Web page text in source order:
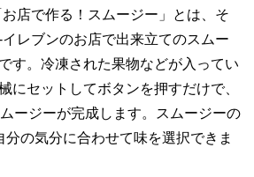
店で作る！スムージー」とは、そ
レブンのお店で出来立てのスムー
す。冷凍された果物などが入ってい
にセットしてボタンを押すだけで、
ージーが完成します。スムージーの
の気分に合わせて味を選択できま